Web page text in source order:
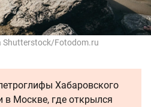
Shutterstock/Fotodom.ru
Хабаровского
в Москве, где открылся